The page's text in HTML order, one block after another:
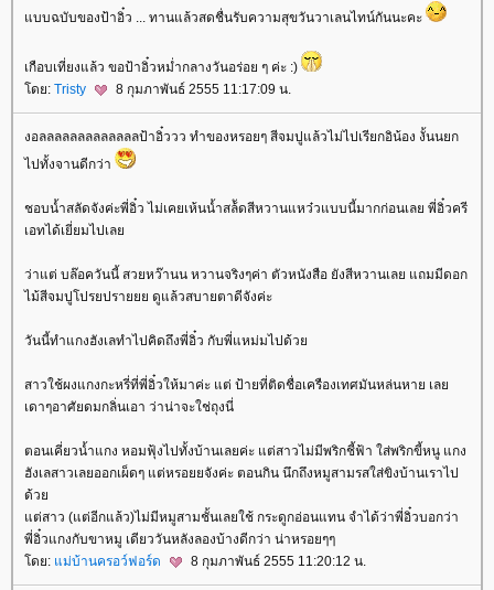
บบฉบับของป้าอิ๋ว ... ทานแล้วสดชื่นรับความสุขวันวาเลนไทน์กันนะคะ
เกือบเที่ยงแล้ว ขอป้าอิ๋วหม่ำกลางวันอร่อย ๆ ค่ะ :)
ดย: Tristy 8 กุมภาพันธ์ 2555 11:17:09 น.
งอลลลลลลลลลลลลลป้าอิ๋ววว ทำของหรอยๆ สีจมปูแล้วไม่ไปเรียกอิน้อง งั้นนยก
ไปทั้งจานดีกว่า
ชอบน้ำสลัดจังค่ะพี่อิ๋ว ไม่เคยเห้นน้ำสล้ัดสีหวานแหว๋วแบบนี้มากก่อนเลย พี่อิ๋วครี
เอทได้เยี่ยมไปเล
ว่าแต่ บล๊อควันนี้ สวยหว๊านน หวานจริงๆค่า ตัวหนังสือ ยังสีหวานเลย แถมมีดอก
ไม้สีจมปูโปรยปรายยย ดูแล้วสบายตาดีจังค่ะ
วันนี้ทำแกงฮังเลทำไปคิดถึงพี่อิ๋ว กับพี่แหม่มไปด้ว
สาวใช้ผงแกงกะหรี่ที่พี่อิ๋วให้มาค่ะ แต่ ป้ายที่ติดชื่อเครืองเทศมันหล่นหาย เล
เดาๆอาศัยดมกลิ่นเอา ว่าน่าจะใช่ถุงนี่
ตอนเคี่ยวน้ำแกง หอมฟุ้งไปทั้งบ้านเลยค่ะ แต่สาวไม่มีพริกชี้ฟ้า ใส่พริกขี้หนู แกง
ฮังเลสาวเลยออกเผ็ดๆ แต่หรอยยจังค่ะ ตอนกิน นึกถึงหมูสามรสใส่ขิงบ้านเราไป
ด้ว
ต่สาว (แต่อีกแล้ว)ไม่มีหมูสามชั้นเลยใช้ กระดูกอ่อนแทน จำได้ว่าพี่อิ๋วบอกว่า
พี่อิ๋วแกงกับขาหมู เดียววันหลังลองบ้างดีกว่า น่าหรอยๆๆ
ดย: ม่บ้านครอว์ฟอร์ด 8 กุมภาพันธ์ 2555 11:20:12 น.